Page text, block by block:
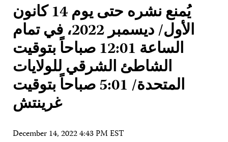
يُمنع نشره حتى يوم 14 كانون
الأول/ ديسمبر 2022، في تمام
الساعة 12:01 صباحاً بتوقيت
الشاطئ الشرقي للولايات
المتحدة/ 5:01 صباحاً بتوقيت
غرينتش
December 14, 2022 4:43 PM EST